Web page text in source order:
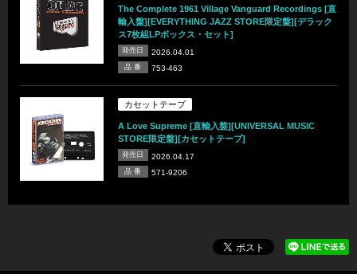
The Complete 1961 Village Vanguard Recordings [直
輸入盤][EVERYTHING JAZZ STORE限定盤][デラック
ス7枚組LPボックス・セット]
発売日 2026.04.01
品 番 753-463
カセットテープ
A Love Supreme [直輸入盤][UNIVERSAL MUSIC
STORE限定盤][カセットテープ]
発売日 2026.04.17
品 番 571-9206